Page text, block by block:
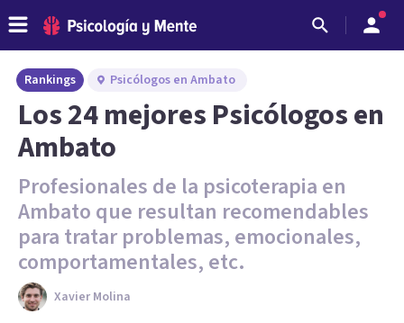
Rankings Psicólogos en Ambato
Los 24 mejores Psicólogos en
Ambato
Profesionales de la psicoterapia en
Ambato que resultan recomendables
para tratar problemas, emocionales,
comportamentales, etc.
Xavier Molina